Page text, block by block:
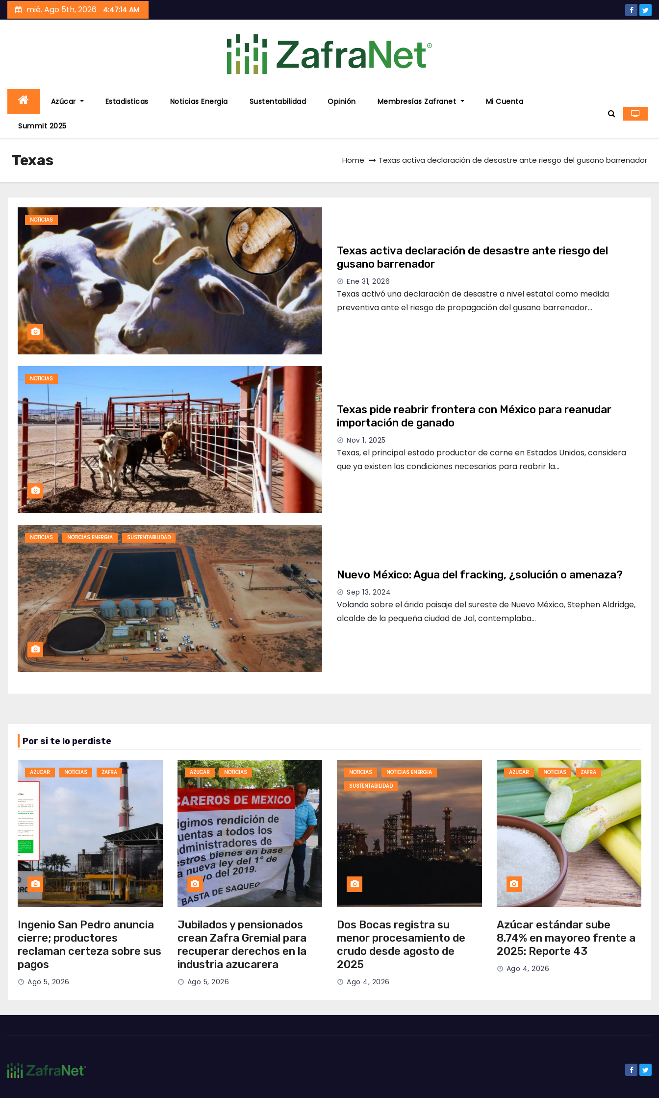
to
mié. Ago 5th, 2026 4:47:15 AM
Azúcar Estadisticas Noticias Energia Sustentabilidad Opinión Membresías Zafranet Mi Cuenta
Summit 2025
Texas Home Texas activa declaración de desastre ante riesgo del gusano barrenador
NOTICIAS
Texas activa declaración de desastre ante riesgo del
gusano barrenador
Ene 31, 2026
Texas activó una declaración de desastre a nivel estatal como medida
preventiva ante el riesgo de propagación del gusano barrenador…
NOTICIAS
Texas pide reabrir frontera con México para reanudar
importación de ganado
Nov 1, 2025
Texas, el principal estado productor de carne en Estados Unidos, considera
que ya existen las condiciones necesarias para reabrir la…
NOTICIAS NOTICIAS ENERGIA SUSTENTABILIDAD
Nuevo México: Agua del fracking, ¿solución o amenaza?
Sep 13, 2024
Volando sobre el árido paisaje del sureste de Nuevo México, Stephen Aldridge,
alcalde de la pequeña ciudad de Jal, contemplaba…
Por si te lo perdiste
AZUCAR NOTICIAS ZAFRA
Ingenio San Pedro anuncia
cierre; productores
reclaman certeza sobre sus
pagos
Ago 5, 2026
AZUCAR NOTICIAS
Jubilados y pensionados
crean Zafra Gremial para
recuperar derechos en la
industria azucarera
Ago 5, 2026
NOTICIAS
NOTICIAS ENERGIA
SUSTENTABILIDAD
Dos Bocas registra su
menor procesamiento de
crudo desde agosto de
2025
Ago 4, 2026
AZUCAR NOTICIAS ZAFRA
Azúcar estándar sube
8.74% en mayoreo frente a
2025: Reporte 43
Ago 4, 2026